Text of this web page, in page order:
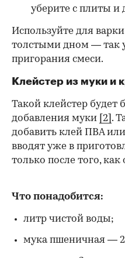
уберите с плиты и
Используйте для
толстыми дном — так
пригорания смеси.
Клейстер из муки и
Такой клейстер будет
добавления муки [2] .
добавить клей ПВА
вводят уже в
только после того, как
Что понадобится:
литр чистой воды;
мука пшеничная —